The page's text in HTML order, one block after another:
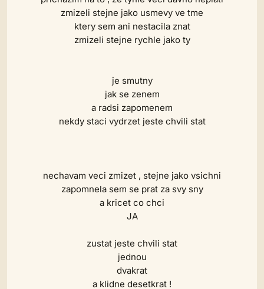
zmizeli stejne jako usmevy ve tme
ktery sem ani nestacila znat
zmizeli stejne rychle jako ty
je smutny
jak se zenem
a radsi zapomenem
nekdy staci vydrzet jeste chvili stat
nechavam veci zmizet , stejne jako vsichni
zapomnela sem se prat za svy sny
a kricet co chci
JA
zustat jeste chvili stat
jednou
dvakrat
a klidne desetkrat !